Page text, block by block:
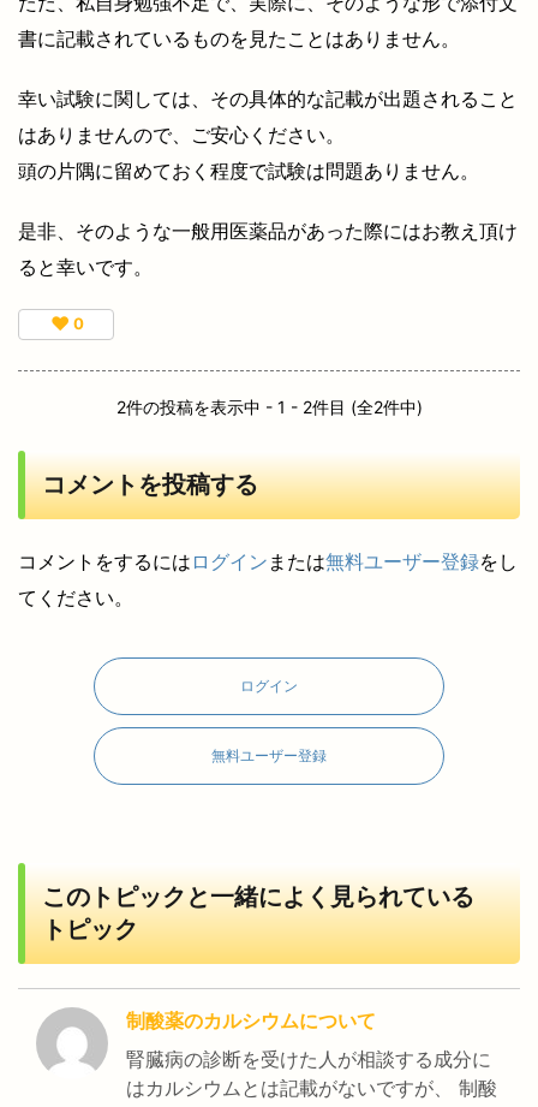
書に記載されているものを見たことはありません。
幸い試験に関しては、その具体的な記載が出題されること
はありませんので、ご安心ください。
頭の片隅に留めておく程度で試験は問題ありません。
是非、そのような一般用医薬品があった際にはお教え頂け
ると幸いです。
♥ 0
2件の投稿を表示中 - 1 - 2件目 (全2件中)
コメントを投稿する
コメントをするには ログイン または無料ユーザー登録をし
てください。
ログイン
無料ユーザー登録
このトピックと一緒によく見られている
トピック
制酸薬のカルシウムについて
腎臓病の診断を受けた人が相談する成分に
はカルシウムとは記載がないですが、 制酸